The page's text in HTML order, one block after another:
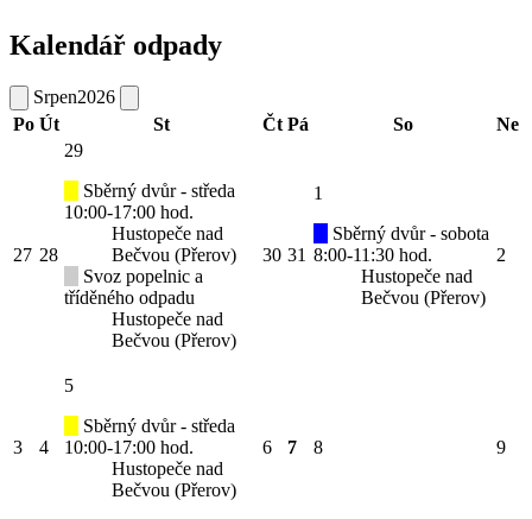
Kalendář odpady
Srpen2026
Po Út St Čt Pá So Ne
27 28
29
Sběrný dvůr - středa
10:00-17:00 hod.
Hustopeče nad
Bečvou (Přerov)
Svoz popelnic a
tříděného odpadu
Hustopeče nad
Bečvou (Přerov)
30 31
1
Sběrný dvůr - sobota
8:00-11:30 hod.
Hustopeče nad
Bečvou (Přerov)
2
3 4
5
Sběrný dvůr - středa
10:00-17:00 hod.
Hustopeče nad
Bečvou (Přerov)
6 7 8 9